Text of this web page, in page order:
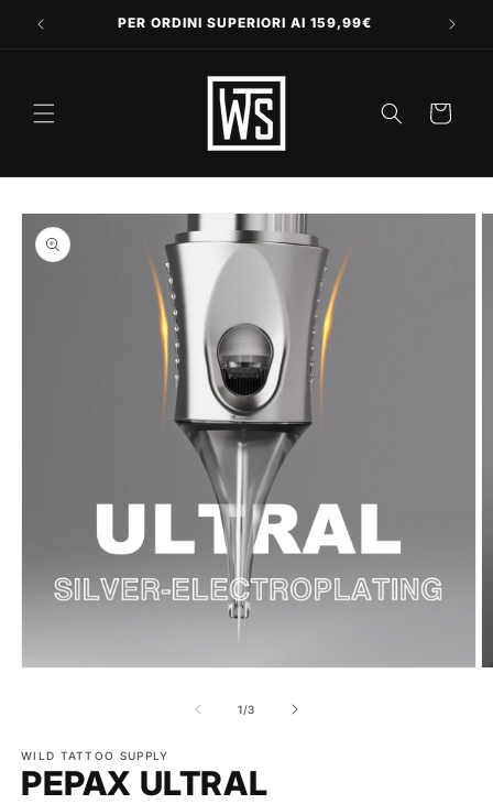
direttamentePER ORDINI SUPERIORI AI 159,99€
Carrello
Passa alle
informazioni
sul prodotto
finestra
modale
1/su
3
WILD TATTOO SUPPLY
PEPAX ULTRAL